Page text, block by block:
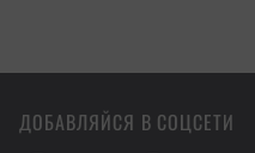
ДОБАВЛЯЙСЯ В СОЦСЕТИ